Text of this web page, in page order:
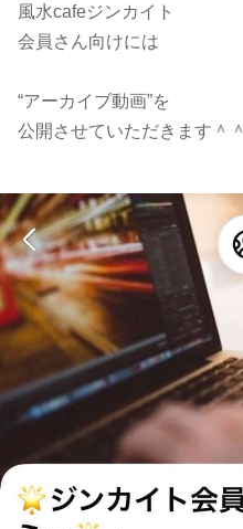
風水cafeジンカイト
会員さん向けには
“アーカイブ動画”を
公開させていただきます＾＾